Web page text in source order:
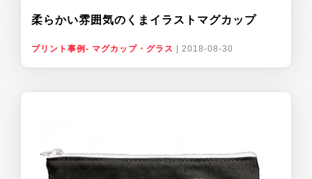
柔らかい雰囲気のくまイラストマグカップ
プリント事例- マグカップ・グラス 2018-08-30